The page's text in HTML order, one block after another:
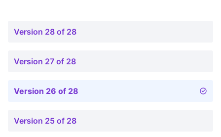
Version 28 of 28
Version 27 of 28
Version 26 of 28
Version 25 of 28